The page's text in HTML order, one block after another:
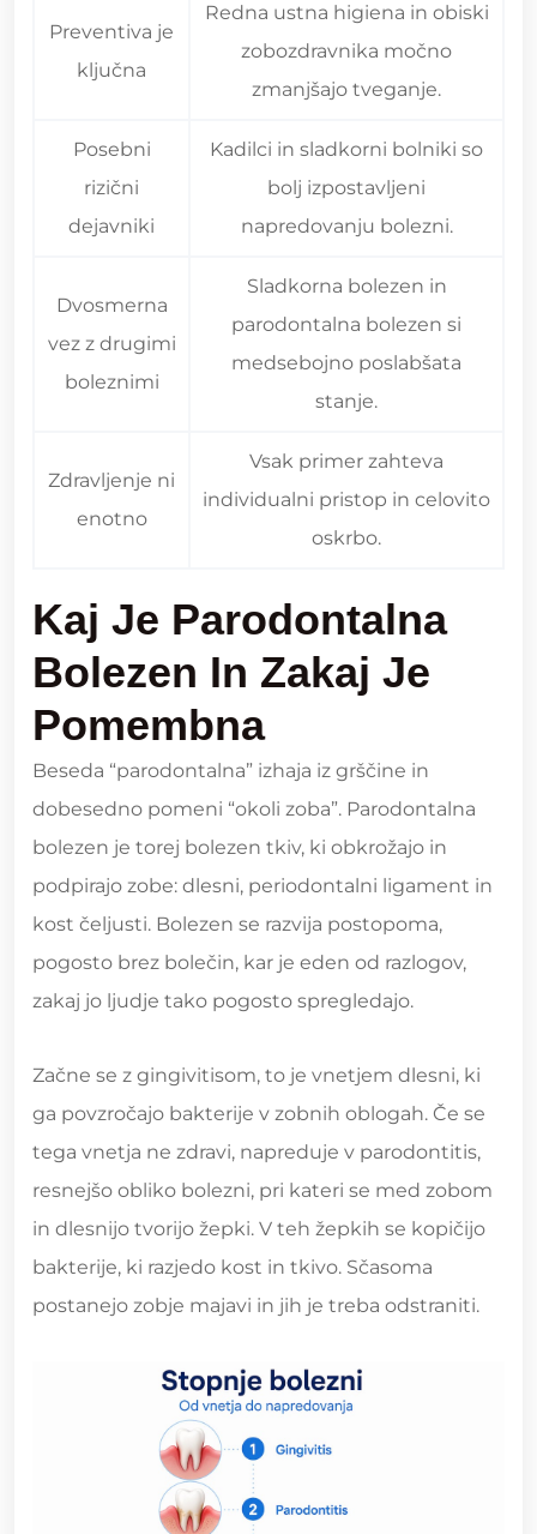
Preventiva je
ključna
Redna ustna higiena in obiski
zobozdravnika močno
zmanjšajo tveganje.
Posebni
rizični
dejavniki
Kadilci in sladkorni bolniki so
bolj izpostavljeni
napredovanju bolezni.
Dvosmerna
vez z drugimi
boleznimi
Sladkorna bolezen in
parodontalna bolezen si
medsebojno poslabšata
stanje.
Zdravljenje ni
enotno
Vsak primer zahteva
individualni pristop in celovito
oskrbo.
Kaj Je Parodontalna
Bolezen In Zakaj Je
Pomembna
Beseda “parodontalna” izhaja iz grščine in
dobesedno pomeni “okoli zoba”. Parodontalna
bolezen je torej bolezen tkiv, ki obkrožajo in
podpirajo zobe: dlesni, periodontalni ligament in
kost čeljusti. Bolezen se razvija postopoma,
pogosto brez bolečin, kar je eden od razlogov,
zakaj jo ljudje tako pogosto spregledajo.
Začne se z gingivitisom, to je vnetjem dlesni, ki
ga povzročajo bakterije v zobnih oblogah. Če se
tega vnetja ne zdravi, napreduje v parodontitis,
resnejšo obliko bolezni, pri kateri se med zobom
in dlesnijo tvorijo žepki. V teh žepkih se kopičijo
bakterije, ki razjedo kost in tkivo. Sčasoma
postanejo zobje majavi in jih je treba odstraniti.